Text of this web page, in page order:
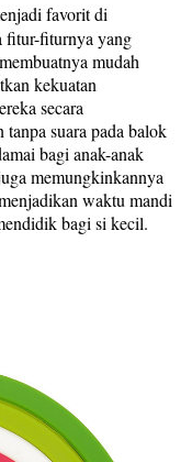
favorit di
fitur-fiturnya yang
mudah
kekuatan
secara
suara pada balok
bagi anak-anak
memungkinkannya
waktu mandi
bagi si kecil.